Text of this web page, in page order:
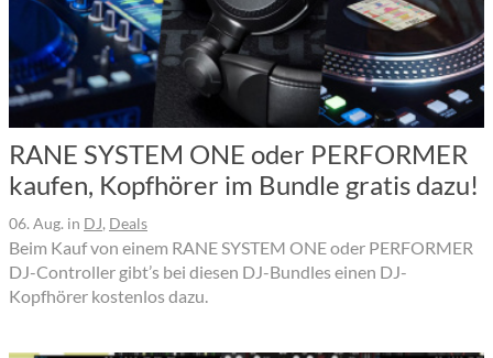
RANE SYSTEM ONE oder PERFORMER
kaufen, Kopfhörer im Bundle gratis dazu!
06. Aug. in DJ, Deals
Beim Kauf von einem RANE SYSTEM ONE oder PERFORMER
DJ-Controller gibt’s bei diesen DJ-Bundles einen DJ-
Kopfhörer kostenlos dazu.